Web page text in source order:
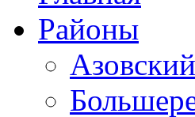
Районы
Азовский